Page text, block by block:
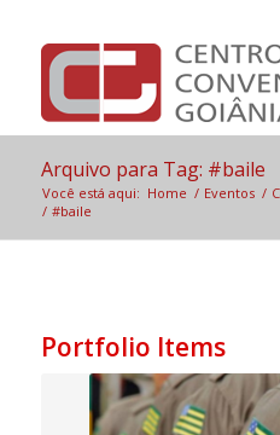
Arquivo para Tag: #baile
Você está aqui: Home / Eventos /
/ #baile
Portfolio Items